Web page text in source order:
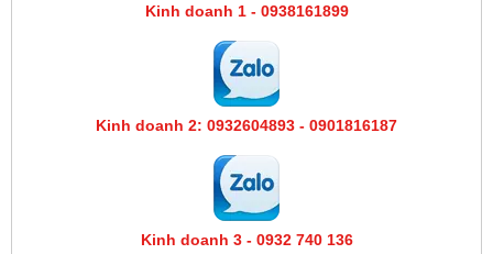
Kinh doanh 1 - 0938161899
Kinh doanh 2: 0932604893 - 0901816187
Kinh doanh 3 - 0932 740 136